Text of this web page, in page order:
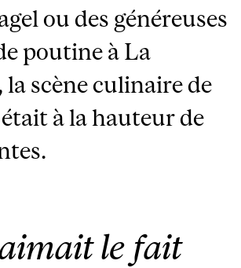
ou des généreuses
poutine à La
la scène culinaire de
à la hauteur de
le fait